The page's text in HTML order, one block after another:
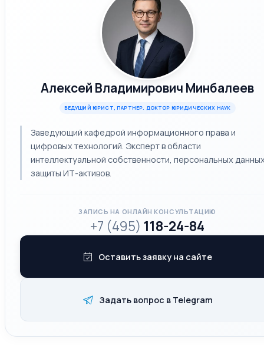
Алексей Владимирович Минбалеев
ВЕДУЩИЙ ЮРИСТ, ПАРТНЕР. ДОКТОР ЮРИДИЧЕСКИХ НАУК
Заведующий кафедрой информационного права и
цифровых технологий. Эксперт в области
интеллектуальной собственности, персональных
защиты ИТ-активов.
ЗАПИСЬ НА ОНЛАЙН КОНСУЛЬТАЦИЮ
+7 (495) 118-24-84
Оставить заявку на сайте
Задать вопрос в Telegram